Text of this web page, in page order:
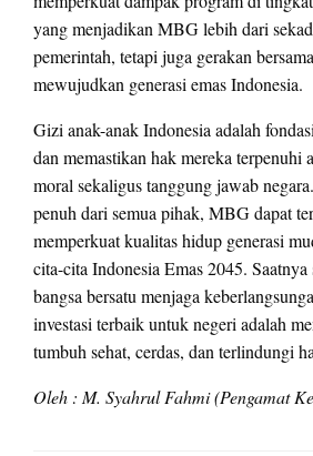
yang menjadikan MBG lebih dari
pemerintah, tetapi juga gerakan
mewujudkan generasi emas Indonesia.
Gizi anak-anak Indonesia adalah
dan memastikan hak mereka terpenuhi
moral sekaligus tanggung jawab
penuh dari semua pihak, MBG dapat
memperkuat kualitas hidup generasi
cita-cita Indonesia Emas 2045.
bangsa bersatu menjaga
investasi terbaik untuk negeri adalah
tumbuh sehat, cerdas, dan terlindungi
Oleh : M. Syahrul Fahmi (Pengamat